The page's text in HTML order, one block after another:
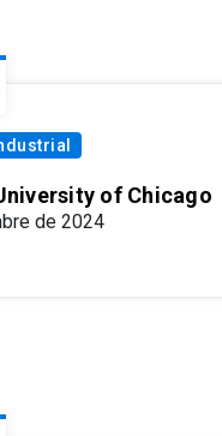
of Chicago
de 2024